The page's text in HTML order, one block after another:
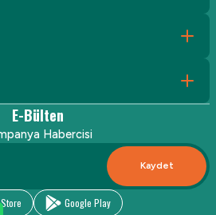
E-Bülten
Habercisi
Kaydet
Google Play